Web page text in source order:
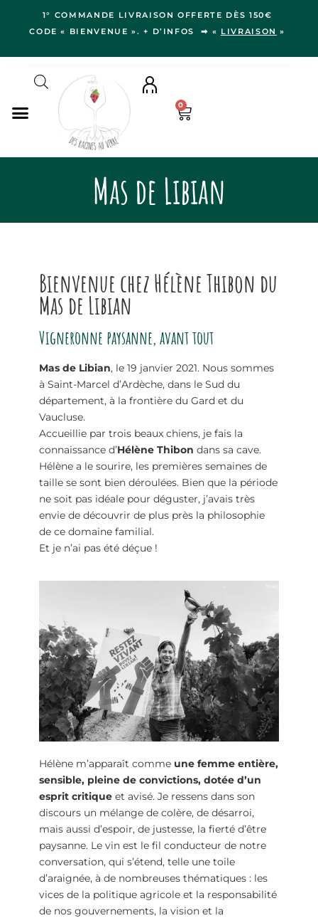
1° COMMANDE LIVRAISON OFFERTE DÈS 150€
CODE « BIENVENUE ». + D’INFOS ➡ « LIVRAISON »
NOS VINS
IDÉES CADEAUX
0
Mas de Libian
Bienvenue chez Hélène Thibon du
Mas de Libian
Vigneronne paysanne, avant tout
Mas de Libian, le 19 janvier 2021. Nous sommes
à Saint-Marcel d’Ardèche, dans le Sud du
département, à la frontière du Gard et du
Vaucluse.
Accueillie par trois beaux chiens, je fais la
connaissance d’Hélène Thibon dans sa cave.
Hélène a le sourire, les premières semaines de
taille se sont bien déroulées. Bien que la période
ne soit pas idéale pour déguster, j’avais très
envie de découvrir de plus près la philosophie
de ce domaine familial.
Et je n’ai pas été déçue !
Hélène m’apparaît comme une femme entière,
sensible, pleine de convictions, dotée d’un
esprit critiqueet avisé. Je ressens dans son
discours un mélange de colère, de désarroi,
mais aussi d’espoir, de justesse, la fierté d’être
paysanne. Le vin est le fil conducteur de notre
conversation, qui s’étend, telle une toile
d’araignée, à de nombreuses thématiques : les
vices de la politique agricole et la responsabilité
de nos gouvernements, la vision et la